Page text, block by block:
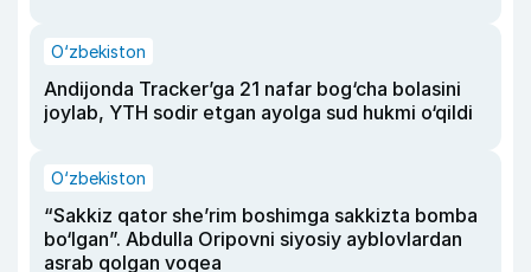
O‘zbekiston
Andijonda Tracker’ga 21 nafar bog‘cha bolasini
joylab, YTH sodir etgan ayolga sud hukmi o‘qildi
O‘zbekiston
“Sakkiz qator she’rim boshimga sakkizta bomba
bo‘lgan”. Abdulla Oripovni siyosiy ayblovlardan
asrab qolgan voqea